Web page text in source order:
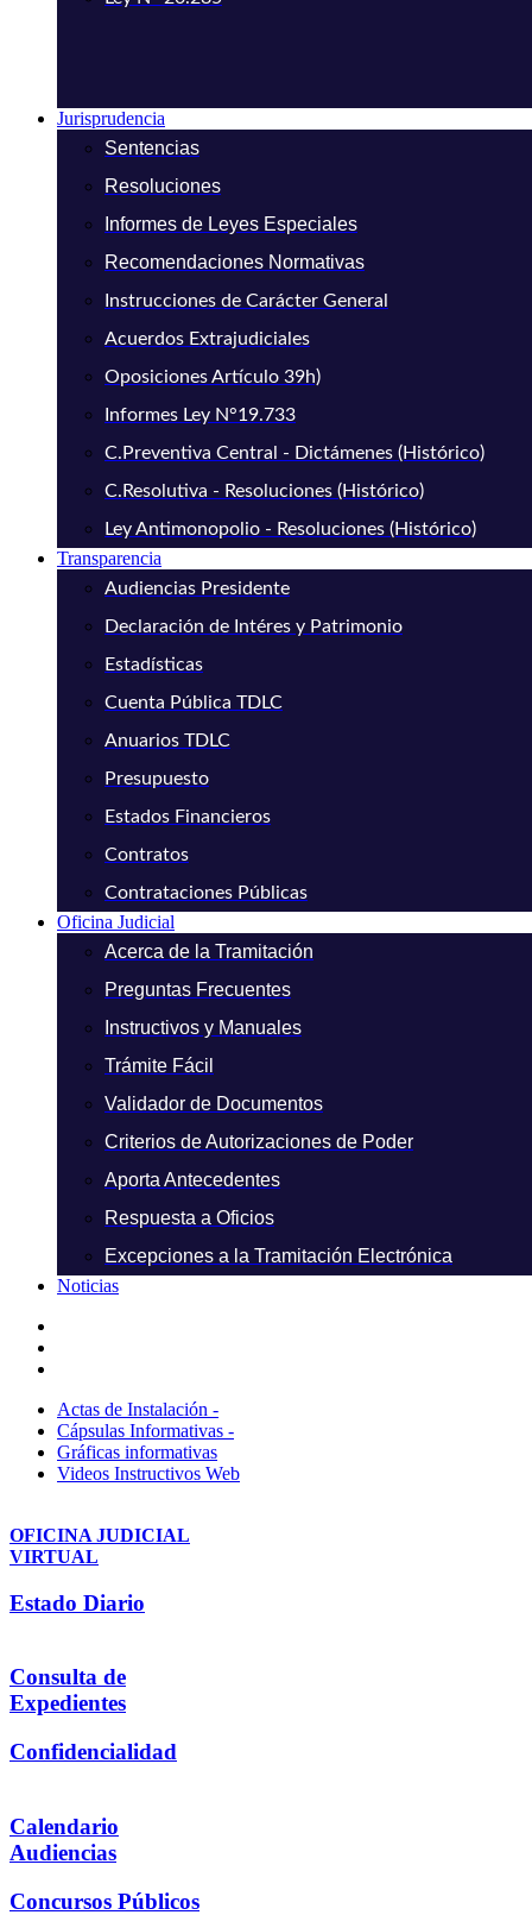
Jurisprudencia
Sentencias
Resoluciones
Informes de Leyes Especiales
Recomendaciones Normativas
Instrucciones de Carácter General
Acuerdos Extrajudiciales
Oposiciones Artículo 39h)
Informes Ley N°19.733
C.Preventiva Central - Dictámenes (Histórico)
C.Resolutiva - Resoluciones (Histórico)
Ley Antimonopolio - Resoluciones (Histórico)
Transparencia
Audiencias Presidente
Declaración de Intéres y Patrimonio
Estadísticas
Cuenta Pública TDLC
Anuarios TDLC
Presupuesto
Estados Financieros
Contratos
Contrataciones Públicas
Oficina Judicial
Acerca de la Tramitación
Preguntas Frecuentes
Instructivos y Manuales
Trámite Fácil
Validador de Documentos
Criterios de Autorizaciones de Poder
Aporta Antecedentes
Respuesta a Oficios
Excepciones a la Tramitación Electrónica
Noticias
Actas de Instalación -
Cápsulas Informativas -
Gráficas informativas
Videos Instructivos Web
OFICINA JUDICIAL
VIRTUAL
Estado Diario
Consulta de
Expedientes
Confidencialidad
Calendario
Audiencias
Concursos Públicos